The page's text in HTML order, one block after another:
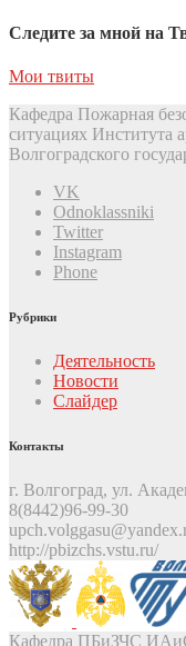
Следите за мной на
Мои твиты
Кафедра Пожарная
ситуациях Института
Волгоградского
VK
Odnoklassniki
Twitter
Instagram
Phone
Рубрики
Деятельность
Новости
Слайдер
Контакты
г. Волгоград, ул.
8(8442)96-99-30
http://pbizchs.vstu.ru/
Кафедра ПБиЗЧС